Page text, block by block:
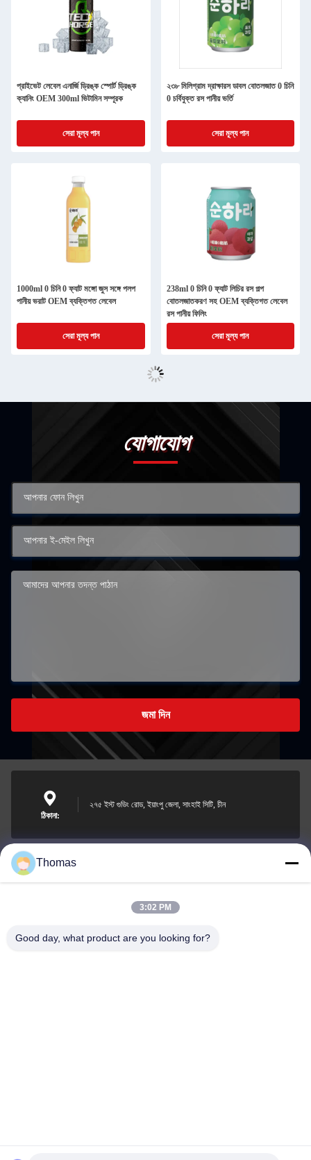
প্রাইভেট লেবেল এনার্জি ড্রিঙ্ক স্পোর্ট ড্রিঙ্ক
ক্যানিং OEM 300ml ভিটামিন সম্পূরক
সেরা মূল্য পান
২৩৮ মিলিগ্রাম দ্রাক্ষারস ডাবল বোতলজাত 0 চিনি
0 চর্বিযুক্ত রস পানীয় ভর্তি
সেরা মূল্য পান
1000ml 0 চিনি 0 ফ্যাট মঙ্গো জুস সঙ্গে পলপ
পানীয় ভরাট OEM ব্যক্তিগত লেবেল
সেরা মূল্য পান
238ml 0 চিনি 0 ফ্যাট লিচির রস পল্প
বোতলজাতকরণ সহ OEM ব্যক্তিগত লেবেল
রস পানীয় ফিলিং
সেরা মূল্য পান
যোগাযোগ
জমা দিন
ঠিকানা:
২৭৫ ইস্ট গুডিং রোড, ইয়াংপু জেলা, সাংহাই সিটি, চীন
sales21@jimagroup.com
Thomas
3:02 PM
Good day, what product are you looking for?